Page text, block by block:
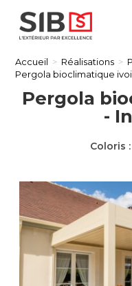
Accueil > Réalisations >
Pergola bioclimatique
Pergola
-
Coloris :